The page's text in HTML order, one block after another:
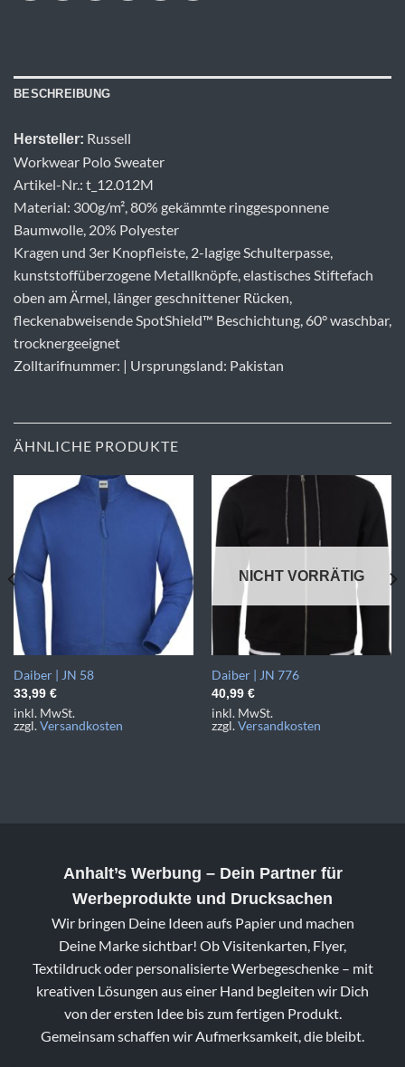
BESCHREIBUNG
Hersteller: Russell
Workwear Polo Sweater
Artikel-Nr.: t_12.012M
Material: 300g/m², 80% gekämmte ringgesponnene
Baumwolle, 20% Polyester
Kragen und 3er Knopfleiste, 2-lagige Schulterpasse,
kunststoffüberzogene Metallknöpfe, elastisches Stiftefach
oben am Ärmel, länger geschnittener Rücken,
fleckenabweisende SpotShield™ Beschichtung, 60° waschbar,
trocknergeeignet
Zolltarifnummer: | Ursprungsland: Pakistan
ÄHNLICHE PRODUKTE
Daiber | JN 58
33,99 €
inkl. MwSt.
zzgl.Versandkosten
NICHT VORRÄTIG
Daiber | JN 776
40,99 €
inkl. MwSt.
zzgl.Versandkosten
Anhalt’s Werbung – Dein Partner für
Werbeprodukte und Drucksachen
Wir bringen Deine Ideen aufs Papier und machen
Deine Marke sichtbar! Ob Visitenkarten, Flyer,
Textildruck oder personalisierte Werbegeschenke – mit
kreativen Lösungen aus einer Hand begleiten wir Dich
von der ersten Idee bis zum fertigen Produkt.
Gemeinsam schaffen wir Aufmerksamkeit, die bleibt.